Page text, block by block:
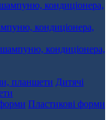
кондиціонера,
Дитячі
Пластикові форми